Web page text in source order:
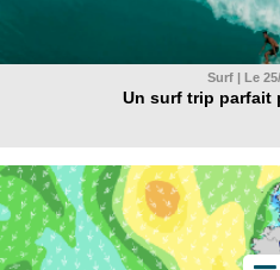
Surf | Le
Un surf trip parfait